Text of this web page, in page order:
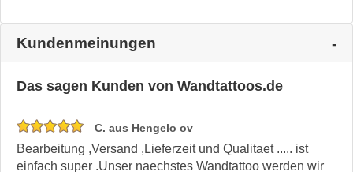
Kundenmeinungen
Das sagen Kunden von Wandtattoos.de
C. aus Hengelo ov
Bearbeitung ,Versand ,Lieferzeit und Qualitaet ..... ist
einfach super .Unser naechstes Wandtattoo werden wir